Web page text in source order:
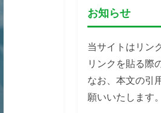
お知らせ
当サイトはリン
リンクを貼る際
なお、本文の引
願いいたします。